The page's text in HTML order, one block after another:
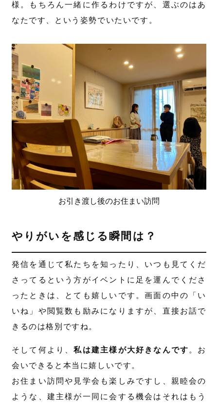
様。もちろん一緒に作るわけですが、選ぶのはあ
なたです、という姿勢でいたいです。
お引き渡し後のお住まい訪問
やりがいを感じる瞬間は？
発信を通じて私たちを知ったり、いつも見てくだ
さってるという方がイベントに足を運んでくださ
ったときは、とても嬉しいです。画面の中の「い
いね」や閲覧数も励みになりますが、直接お話で
きるのは格別ですね。
そして何より、私は建主様が大好きなんです 。お
会いできると本当に嬉しいです。
お住まい訪問や見学会も楽しみですし、親睦会の
ような、建主様が一同に会する機会はそれはもう